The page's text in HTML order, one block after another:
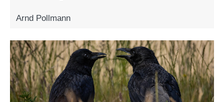
Arnd Pollmann